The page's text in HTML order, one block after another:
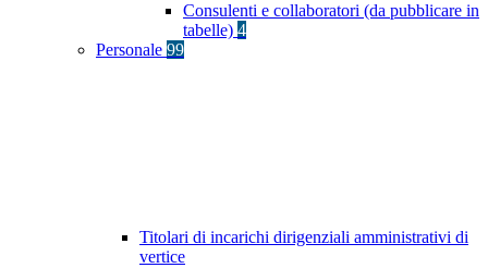
Consulenti e collaboratori (da pubblicare in
tabelle) 4
Personale 99
Titolari di incarichi dirigenziali amministrativi di
vertice